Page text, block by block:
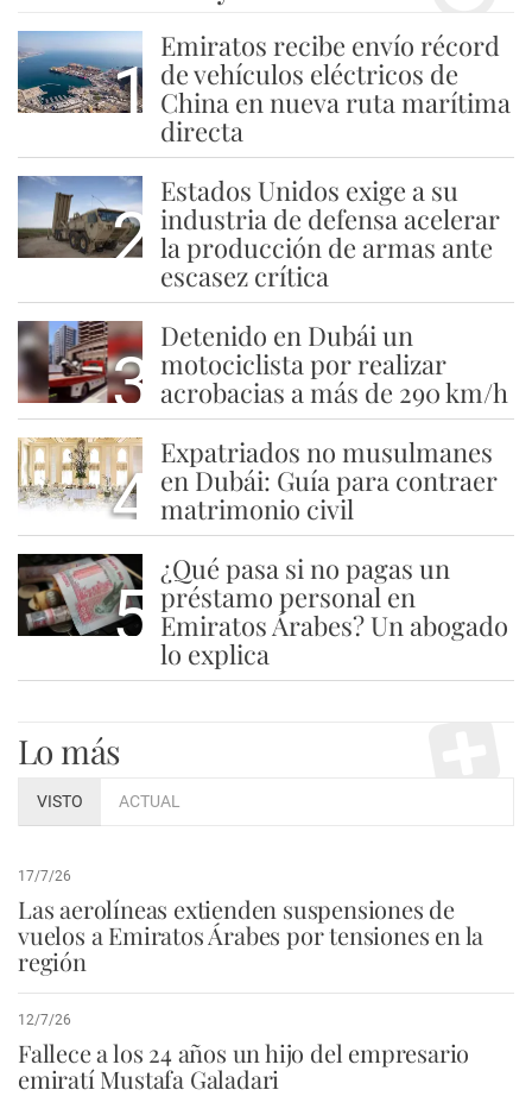
1
Emiratos recibe envío récord
de vehículos eléctricos de
China en nueva ruta marítima
directa
2
Estados Unidos exige a su
industria de defensa acelerar
la producción de armas ante
escasez crítica
3
Detenido en Dubái un
motociclista por realizar
acrobacias a más de 290 km/h
4
Expatriados no musulmanes
en Dubái: Guía para contraer
matrimonio civil
5
¿Qué pasa si no pagas un
préstamo personal en
Emiratos Árabes? Un abogado
lo explica
Lo más
VISTO ACTUAL
17/7/26
Las aerolíneas extienden suspensiones de
vuelos a Emiratos Árabes por tensiones en la
región
12/7/26
Fallece a los 24 años un hijo del empresario
emiratí Mustafa Galadari